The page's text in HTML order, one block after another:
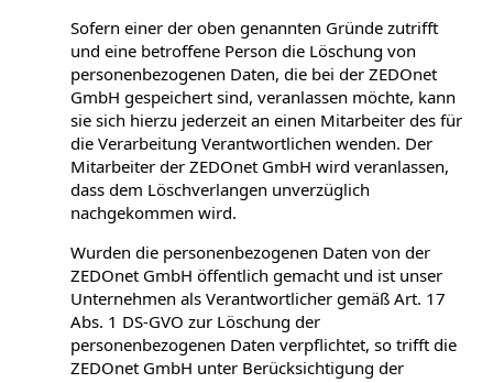
Sofern einer der oben genannten Gründe zutrifft
und eine betroffene Person die Löschung von
personenbezogenen Daten, die bei der ZEDOnet
GmbH gespeichert sind, veranlassen möchte, kann
sie sich hierzu jederzeit an einen Mitarbeiter des für
die Verarbeitung Verantwortlichen wenden. Der
Mitarbeiter der ZEDOnet GmbH wird veranlassen,
dass dem Löschverlangen unverzüglich
nachgekommen wird.
Wurden die personenbezogenen Daten von der
ZEDOnet GmbH öffentlich gemacht und ist unser
Unternehmen als Verantwortlicher gemäß Art. 17
Abs. 1 DS-GVO zur Löschung der
personenbezogenen Daten verpflichtet, so trifft die
ZEDOnet GmbH unter Berücksichtigung der